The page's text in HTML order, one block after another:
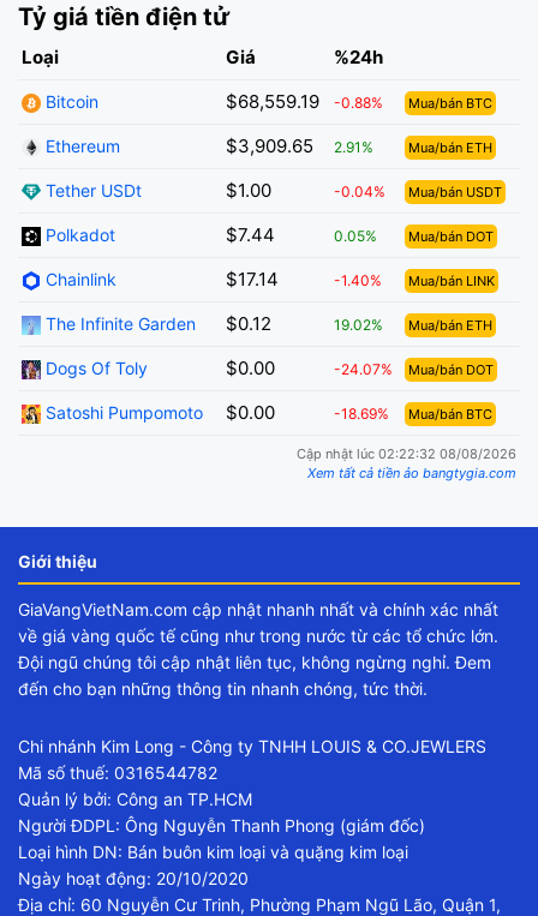
Tỷ giá tiền điện tử
Loại Giá %24h
Bitcoin $68,559.19 -0.88% Mua/bán BTC
Ethereum $3,909.65 2.91% Mua/bán ETH
Tether USDt $1.00 -0.04% Mua/bán USDT
Polkadot $7.44 0.05% Mua/bán DOT
Chainlink $17.14 -1.40% Mua/bán LINK
The Infinite Garden $0.12 19.02% Mua/bán ETH
Dogs Of Toly $0.00 -24.07% Mua/bán DOT
Satoshi Pumpomoto $0.00 -18.69% Mua/bán BTC
Cập nhật lúc 02:22:32 08/08/2026
Xem tất cả tiền ảo bangtygia.com
Giới thiệu
GiaVangVietNam.com cập nhật nhanh nhất và chính xác nhất
về giá vàng quốc tế cũng như trong nước từ các tổ chức lớn.
Đội ngũ chúng tôi cập nhật liên tục, không ngừng nghỉ. Đem
đến cho bạn những thông tin nhanh chóng, tức thời.
Chi nhánh Kim Long - Công ty TNHH LOUIS & CO.JEWLERS
Mã số thuế: 0316544782
Quản lý bởi: Công an TP.HCM
Người ĐDPL: Ông Nguyễn Thanh Phong (giám đốc)
Loại hình DN: Bán buôn kim loại và quặng kim loại
Ngày hoạt động: 20/10/2020
Địa chỉ: 60 Nguyễn Cư Trinh, Phường Phạm Ngũ Lão, Quận 1,